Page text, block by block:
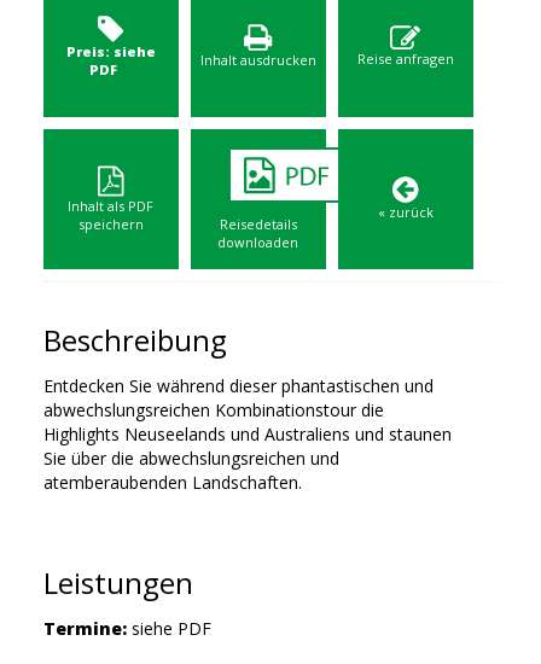
Preis: siehe
PDF
Inhalt ausdrucken Reise anfragen
Inhalt als PDF
speichern
Reisedetails
downloaden
« zurück
Beschreibung
Entdecken Sie während dieser phantastischen und
abwechslungsreichen Kombinationstour die
Highlights Neuseelands und Australiens und staunen
Sie über die abwechslungsreichen und
atemberaubenden Landschaften.
Leistungen
Termine: siehe PDF